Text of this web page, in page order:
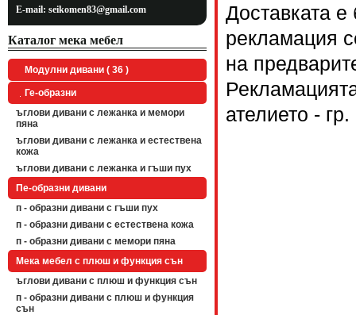
E-mail: seikomen83@gmail.com
Каталог мека мебел
Модулни дивани ( 36 )
Ге-образни
ъглови дивани с лежанка и мемори
пяна
ъглови дивани с лежанка и естествена
кожа
ъглови дивани с лежанка и гъши пух
Пе-образни дивани
п - образни дивани с гъши пух
п - образни дивани с естествена кожа
п - образни дивани с мемори пяна
Мека мебел с плюш и функция сън
ъглови дивани с плюш и функция сън
п - образни дивани с плюш и функция
сън
Доставката е
рекламация
на
ателието -